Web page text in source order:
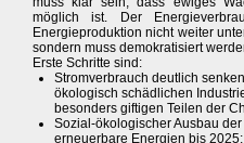
möglich ist. Der
Energieproduktion nicht weiter
sondern muss demokratisiert
Erste Schritte sind:
Stromverbrauch deutlich
ökologisch schädlichen
besonders giftigen Teilen der
Sozial-ökologischer Ausbau
erneuerbare Energien bis